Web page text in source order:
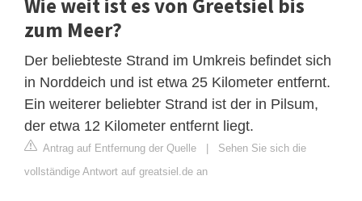
Wie weit ist es von Greetsiel bis
zum Meer?
Der beliebteste Strand im Umkreis befindet sich
in Norddeich und ist etwa 25 Kilometer entfernt.
Ein weiterer beliebter Strand ist der in Pilsum,
der etwa 12 Kilometer entfernt liegt.
Antrag auf Entfernung der Quelle | Sehen Sie sich die
vollständige Antwort auf greatsiel.de an